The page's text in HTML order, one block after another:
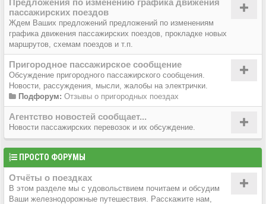
Предложения по изменению графика движения
пассажирских поездов
Ждем Ваших предложений предложений по изменениям
графика движения пассажирских поездов, прокладке новых
маршрутов, схемам поездов и т.п.
Пригородное пассажирское сообщение
Обсуждение пригородного пассажирского сообщения.
Новости, рассуждения, мысли, жалобы на электрички.
Подфорум: Отзывы о пригородных поездах
Агентство новостей сообщает...
Новости пассажирских перевозок и их обсуждение.
ПРОСТО ФОРУМЫ
Отчёты о поездках
В этом разделе мы с удовольствием почитаем и обсудим
Ваши железнодорожные путешествия. Расскажите нам,